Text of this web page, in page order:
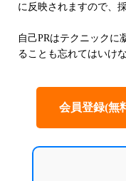
に反映されますので、
自己PRはテクニックに
ることも忘れてはいけ
会員登録(無